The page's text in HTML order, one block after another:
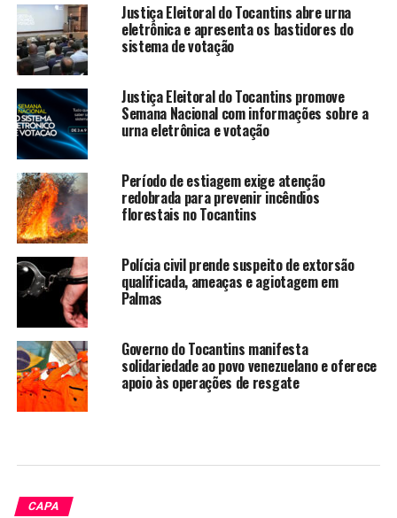
Justiça Eleitoral do Tocantins abre urna
eletrônica e apresenta os bastidores do
sistema de votação
Justiça Eleitoral do Tocantins promove
Semana Nacional com informações sobre a
urna eletrônica e votação
Período de estiagem exige atenção
redobrada para prevenir incêndios
florestais no Tocantins
Polícia civil prende suspeito de extorsão
qualificada, ameaças e agiotagem em
Palmas
Governo do Tocantins manifesta
solidariedade ao povo venezuelano e oferece
apoio às operações de resgate
CAPA